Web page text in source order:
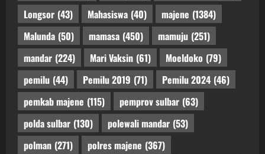
Longsor (43) Mahasiswa (40) majene (1384)
Malunda (50) mamasa (450) mamuju (251)
mandar (224) Mari Vaksin (61) Moeldoko (79)
pemilu (44) Pemilu 2019 (71) Pemilu 2024 (46)
pemkab majene (115) pemprov sulbar (63)
polda sulbar (130) polewali mandar (53)
polman (271) polres majene (367)